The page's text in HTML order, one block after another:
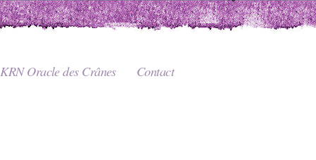
KRN Oracle des Crânes Contact